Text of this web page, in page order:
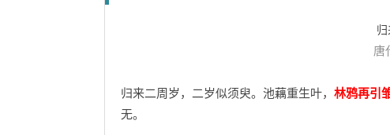
唐
归来二周岁，二岁似须臾。池藕重生叶， 林鸦再引
无。